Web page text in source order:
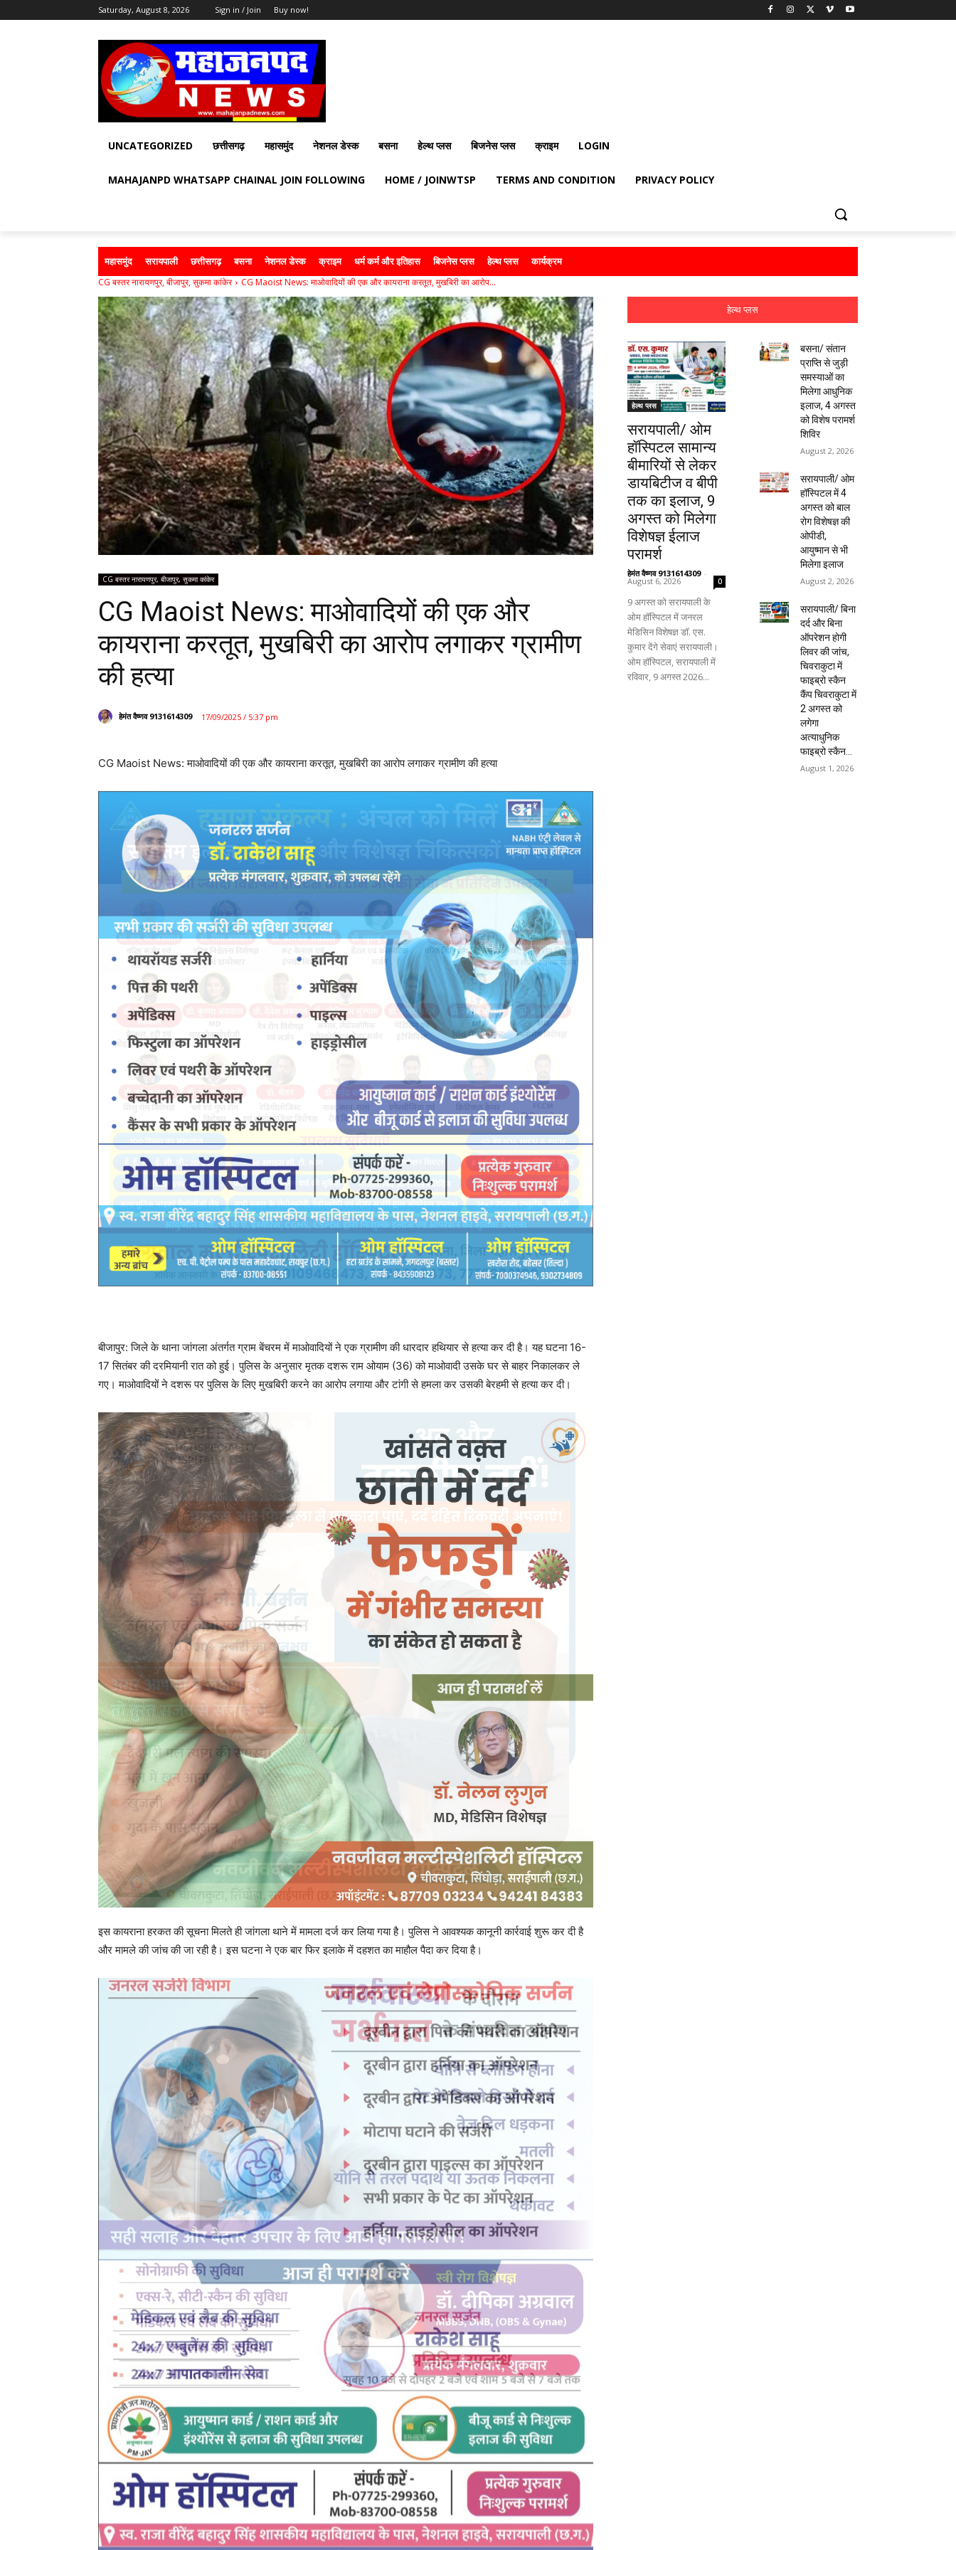
Saturday, August 8, 2026 Sign in / Join Buy now!
UNCATEGORIZED छत्तीसगढ़ महासमुंद नेशनल डेस्क बसना हेल्थ प्लस बिजनेस प्लस क्राइम LOGIN
MAHAJANPD WHATSAPP CHAINAL JOIN FOLLOWING HOME / JOINWTSP TERMS AND CONDITION PRIVACY POLICY
महासमुंद सरायपाली छत्तीसगढ़ बसना नेशनल डेस्क क्राइम धर्म कर्म और इतिहास बिजनेस प्लस हेल्थ प्लस कार्यक्रम
CG बस्तर नारायणपुर, बीजापुर, सुकमा कांकेर CG Maoist News: माओवादियों की एक और कायराना करतूत, मुखबिरी का आरोप...
CG बस्तर नारायणपुर, बीजापुर, सुकमा कांकेर
CG Maoist News: माओवादियों की एक और
कायराना करतूत, मुखबिरी का आरोप लगाकर ग्रामीण
की हत्या
हेमंत वैष्णव 9131614309 17/09/2025 / 5:37 pm
CG Maoist News: माओवादियों की एक और कायराना करतूत, मुखबिरी का आरोप लगाकर ग्रामीण की हत्या
बीजापुर: जिले के थाना जांगला अंतर्गत ग्राम बेंचरम में माओवादियों ने एक ग्रामीण की धारदार हथियार से हत्या कर दी है। यह घटना 16-
17 सितंबर की दरमियानी रात को हुई। पुलिस के अनुसार मृतक दशरू राम ओयाम (36) को माओवादी उसके घर से बाहर निकालकर ले
गए। माओवादियों ने दशरू पर पुलिस के लिए मुखबिरी करने का आरोप लगाया और टांगी से हमला कर उसकी बेरहमी से हत्या कर दी।
इस कायराना हरकत की सूचना मिलते ही जांगला थाने में मामला दर्ज कर लिया गया है। पुलिस ने आवश्यक कानूनी कार्रवाई शुरू कर दी है
और मामले की जांच की जा रही है। इस घटना ने एक बार फिर इलाके में दहशत का माहौल पैदा कर दिया है।
हेल्थ प्लस
हेल्थ प्लस
सरायपाली/ ओम
हॉस्पिटल सामान्य
बीमारियों से लेकर
डायबिटीज व बीपी
तक का इलाज, 9
अगस्त को मिलेगा
विशेषज्ञ ईलाज
परामर्श
हेमंत वैष्णव 9131614309 -
August 6, 2026 0
9 अगस्त को सरायपाली के
ओम हॉस्पिटल में जनरल
मेडिसिन विशेषज्ञ डॉ. एस.
कुमार देंगे सेवाएं सरायपाली।
ओम हॉस्पिटल, सरायपाली में
रविवार, 9 अगस्त 2026...
बसना/ संतान
प्राप्ति से जुड़ी
समस्याओं का
मिलेगा आधुनिक
इलाज, 4 अगस्त
को विशेष परामर्श
शिविर
August 2, 2026
सरायपाली/ ओम
हॉस्पिटल में 4
अगस्त को बाल
रोग विशेषज्ञ की
ओपीडी,
आयुष्मान से भी
मिलेगा इलाज
August 2, 2026
सरायपाली/ बिना
दर्द और बिना
ऑपरेशन होगी
लिवर की जांच,
चिवराकुटा में
फाइब्रो स्कैन
कैंप चिवराकुटा में
2 अगस्त को
लगेगा
अत्याधुनिक
फाइब्रो स्कैन...
August 1, 2026